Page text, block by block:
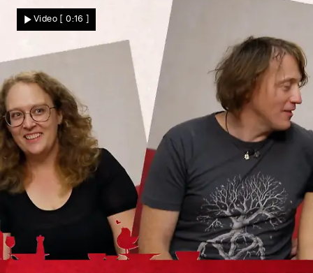
Video [ 0:16 ]